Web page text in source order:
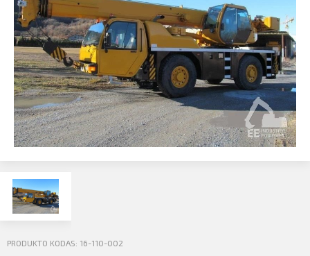
Kontaktai
Atsijungti
SIŲSTI
PRODUKTO KODAS: 16-110-002